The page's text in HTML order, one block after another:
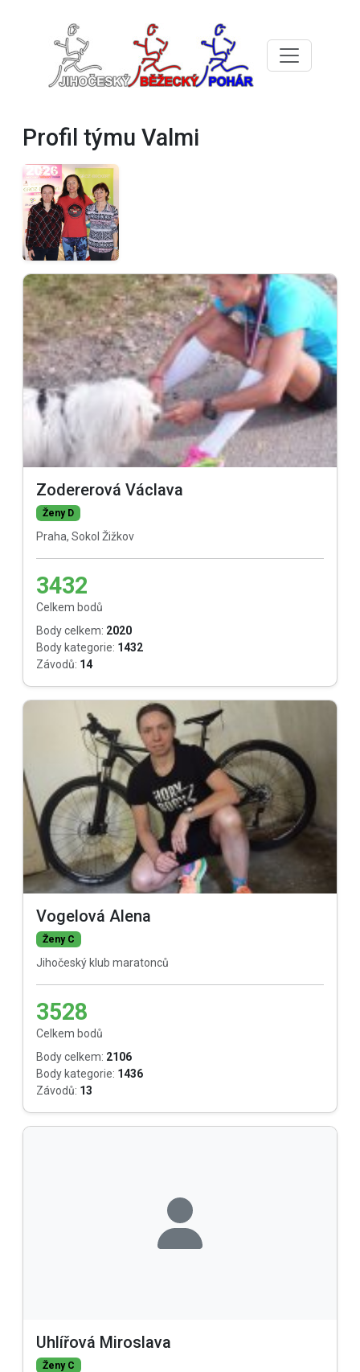
Profil týmu Valmi
Zodererová Václava
Ženy D
Praha, Sokol Žižkov
3432
Celkem bodů
Body celkem: 2020
Body kategorie: 1432
Závodů: 14
Vogelová Alena
Ženy C
Jihočeský klub maratonců
3528
Celkem bodů
Body celkem: 2106
Body kategorie: 1436
Závodů: 13
Uhlířová Miroslava
Ženy C